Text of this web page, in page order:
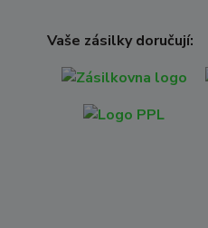
Vaše zásilky doručují: